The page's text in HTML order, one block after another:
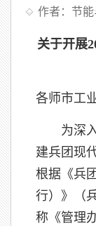
作者：节
关于开展
各师市工
为深
建兵团现
根据《兵
行）》（
称《管理